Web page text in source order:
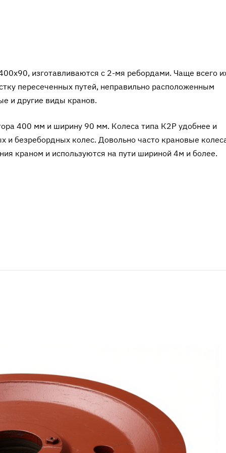
изготавливаются с 2-мя ребордами. Чаще всего
пересеченных путей, неправильно расположенным
и другие виды кранов.
400 мм и ширину 90 мм. Колеса типа К2Р удобнее и
и безребордных колес. Довольно часто крановые
краном и используются на пути шириной 4м и более.